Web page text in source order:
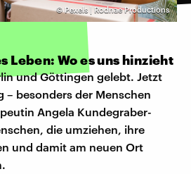
© Pexels | Rodnae Productions
Leben: Wo es uns hinzieht
und Göttingen gelebt. Jetzt
– besonders der Menschen
Angela Kundegraber-
die umziehen, ihre
und damit am neuen Ort